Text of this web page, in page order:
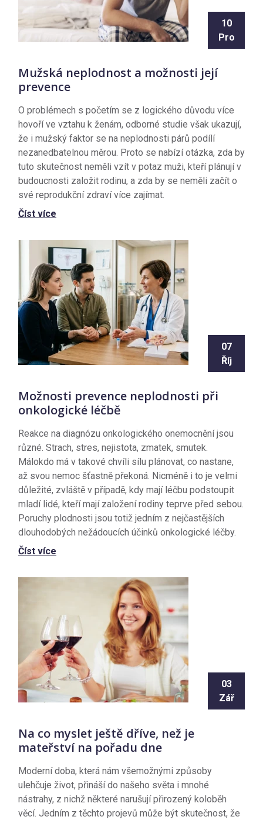
10
Pro
Mužská neplodnost a možnosti její
prevence
O problémech s početím se z logického důvodu více
hovoří ve vztahu k ženám, odborné studie však ukazují,
že i mužský faktor se na neplodnosti párů podílí
nezanedbatelnou měrou. Proto se nabízí otázka, zda by
tuto skutečnost neměli vzít v potaz muži, kteří plánují v
budoucnosti založit rodinu, a zda by se neměli začít o
své reprodukční zdraví více zajímat.
Číst více
07
Říj
Možnosti prevence neplodnosti při
onkologické léčbě
Reakce na diagnózu onkologického onemocnění jsou
různé. Strach, stres, nejistota, zmatek, smutek.
Málokdo má v takové chvíli sílu plánovat, co nastane,
až svou nemoc šťastně překoná. Nicméně i to je velmi
důležité, zvláště v případě, kdy mají léčbu podstoupit
mladí lidé, kteří mají založení rodiny teprve před sebou.
Poruchy plodnosti jsou totiž jedním z nejčastějších
dlouhodobých nežádoucích účinků onkologické léčby.
Číst více
03
Zář
Na co myslet ještě dříve, než je
mateřství na pořadu dne
Moderní doba, která nám všemožnými způsoby
ulehčuje život, přináší do našeho světa i mnohé
nástrahy, z nichž některé narušují přirozený koloběh
věcí. Jedním z těchto projevů může být skutečnost, že